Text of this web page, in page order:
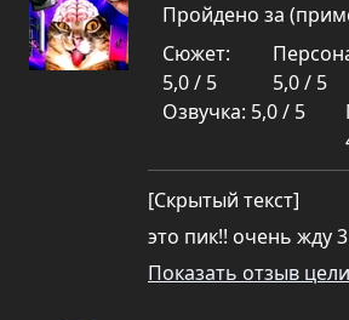
Пройдено за
Сюжет:
5,0 / 5
5,0 / 5
Озвучка: 5,0 / 5
[Скрытый текст]
это пик!! очень жду
Показать отзыв